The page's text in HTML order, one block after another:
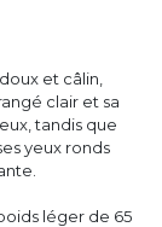
et câlin,
clair et sa
tandis que
yeux ronds
léger de 65